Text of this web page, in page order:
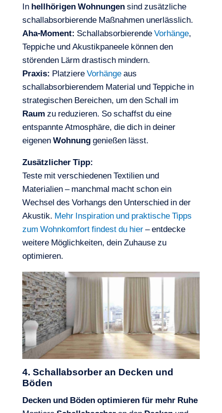
Inhellhörigen Wohnungensind zusätzliche
schallabsorbierende Maßnahmen unerlässlich.
Aha-Moment: SchallabsorbierendeVorhänge,
Teppiche und Akustikpaneele können den
störenden Lärm drastisch mindern.
Praxis: PlatziereVorhängeaus
schallabsorbierendem Material und Teppiche in
strategischen Bereichen, um den Schall im
Raumzu reduzieren. So schaffst du eine
entspannte Atmosphäre, die dich in deiner
eigenenWohnunggenießen lässt.
Zusätzlicher Tipp:
Teste mit verschiedenen Textilien und
Materialien – manchmal macht schon ein
Wechsel des Vorhangs den Unterschied in der
Akustik. Mehr Inspiration und praktische Tipps
zum Wohnkomfort findest du hier– entdecke
weitere Möglichkeiten, dein Zuhause zu
optimieren.
4. Schallabsorber an Decken und
Böden
Decken und Böden optimieren für mehr Ruhe